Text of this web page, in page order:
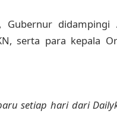
Gubernur
serta para kepala
setiap hari dari